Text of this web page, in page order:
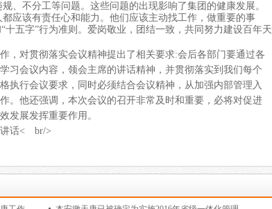
、不分工等问题。这些问题的出现影响了集团的健康发展。
应该有责任心和能力。他们应该主动找工作，做重要的事
十五字”行为准则。爱岗敬业，团结一致，共同努力建设百年天
，对贯彻落实会议精神提出了相关要求:会后各部门要通过各
习会议内容，领会主席的讲话精神，并贯彻落实到我们每个
执行会议要求，同时必须结合会议精神，从加强内部管理入
。他还强调，本次会议的召开非常及时和重要，必将对促进
发展发挥重要作用。
讲话< br/>